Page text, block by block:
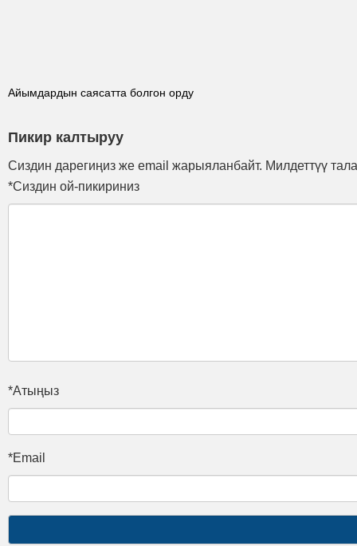
Айымдардын саясатта болгон орду
Пикир калтыруу
Сиздин дарегиңиз же email жарыяланбайт. Милдеттүү
*Сиздин ой-пикириниз
*Атыңыз
*Email